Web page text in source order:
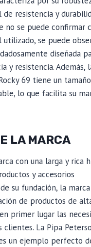
resistencia y
no se puede confirmar
se puede
diseñada
y resistencia. Además,
69 tiene un tamaño
lo que facilita su
LA MARCA
con una larga y rica
y accesorios
su fundación, la
de productos de
primer lugar las
clientes. La Pipa
un ejemplo perfecto